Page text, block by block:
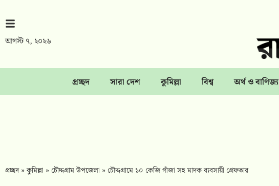
আগস্ট ৭, ২০২৬
প্রচ্ছদ সারা দেশ কুমিল্লা বিশ্ব অর্থ ও বাণিজ্য
প্রচ্ছদ»কুমিল্লা » চৌদ্দগ্রাম উপজেলা » চৌদ্দগ্রামে ১০ কেজি গাঁজা সহ মাদক ব্যবসায়ী গ্রেফতার